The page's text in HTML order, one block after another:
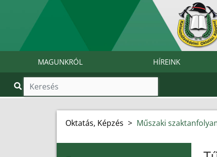
MAGUNKRÓL HÍREINK
Oktatás, Képzés > Műszaki